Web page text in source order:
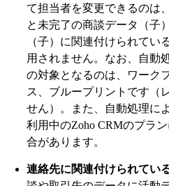
て担当者を変更できるのは
と未完了の商談データ（子
（子）に関連付けられてい
用されません。なお、自動
の対象となるのは、ワーク
ス、ブループリントです（
せん）。また、自動処理に
利用中のZoho CRMのプラ
合があります。
連絡先に関連付けられてい